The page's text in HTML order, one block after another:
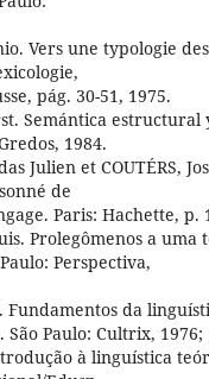
Vers une typologie
pág. 30-51, 1975.
Semántica
1984.
Julien et COUTÉRS,
de
Paris: Hachette, p.
Prolegômenos a uma
Perspectiva,
Fundamentos da
Paulo: Cultrix, 1976;
à linguística